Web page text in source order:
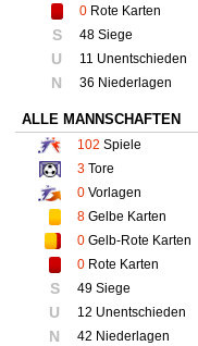
0 Rote Karten
S 48 Siege
U 11 Unentschieden
N 36 Niederlagen
ALLE MANNSCHAFTEN
102 Spiele
3 Tore
0 Vorlagen
8 Gelbe Karten
0 Gelb-Rote Karten
0 Rote Karten
S 49 Siege
U 12 Unentschieden
N 42 Niederlagen